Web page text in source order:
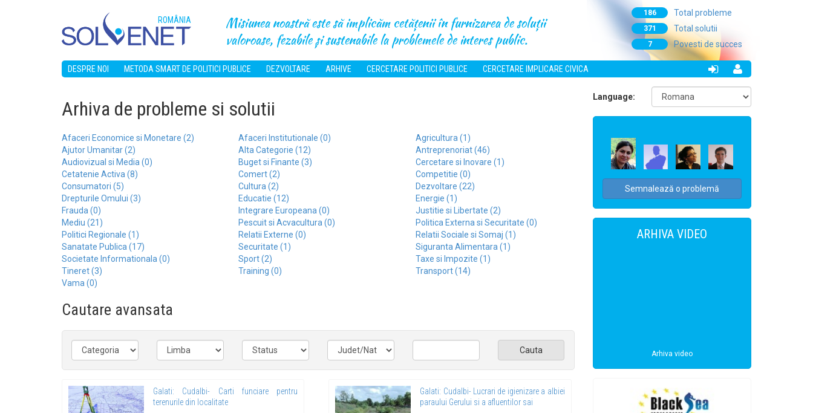
ROMÂNIA
Misiunea noastră este să implicăm cetățenii în furnizarea de soluții
valoroase, fezabile și sustenabile la problemele de interes public.
186 Total probleme
371 Total solutii
7 Povesti de succes
DESPRE NOI METODA SMART DE POLITICI PUBLICE DEZVOLTARE ARHIVE CERCETARE POLITICI PUBLICE CERCETARE IMPLICARE CIVICA
Arhiva de probleme si solutii
Afaceri Economice si Monetare (2) Afaceri Institutionale (0)
Agricultura (1)
Ajutor Umanitar (2)
Alta Categorie (12)
Antreprenoriat (46)
Audiovizual si Media (0)
Buget si Finante (3)
Cercetare si Inovare (1)
Cetatenie Activa (8)
Comert (2)
Competitie (0)
Consumatori (5)
Cultura (2)
Dezvoltare (22)
Drepturile Omului (3)
Educatie (12)
Energie (1)
Frauda (0)
Integrare Europeana (0)
Justitie si Libertate (2)
Mediu (21)
Pescuit si Acvacultura (0)
Politica Externa si Securitate (0)
Politici Regionale (1)
Relatii Externe (0)
Relatii Sociale si Somaj (1)
Sanatate Publica (17)
Securitate (1)
Siguranta Alimentara (1)
Societate Informationala (0)
Sport (2)
Taxe si Impozite (1)
Tineret (3)
Training (0)
Transport (14)
Vama (0)
Cautare avansata
Cauta
Galati: Cudalbi- Carti funciare pentru
terenurile din localitate
Galati: Cudalbi- Lucrari de igienizare a albiei
paraului Gerului si a afluentilor sai
Language:
Semnalează o problemă
ARHIVA VIDEO
Arhiva video